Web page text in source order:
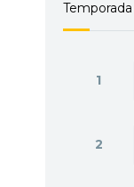
Temporada
1
2